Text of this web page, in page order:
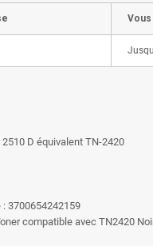
D équivalent TN-2420
: 3700654242159
compatible avec TN2420